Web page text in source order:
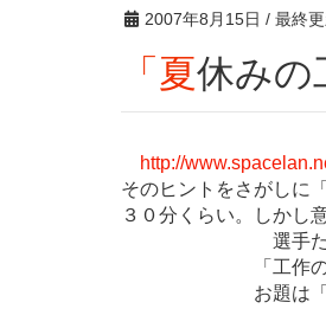
2007年8月15日 / 最終
「夏休
http://
そのヒントをさがしに
３０分くらい。しかし
選手たちが合宿の
「工作の達人！
お題は「紙トン